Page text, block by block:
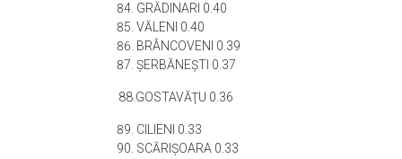
GRĂDINARI 0.40
VĂLENI 0.40
BRÂNCOVENI 0.39
ŞERBĂNEŞTI 0.37
88.GOSTAVĂŢU 0.36
CILIENI 0.33
SCĂRIŞOARA 0.33